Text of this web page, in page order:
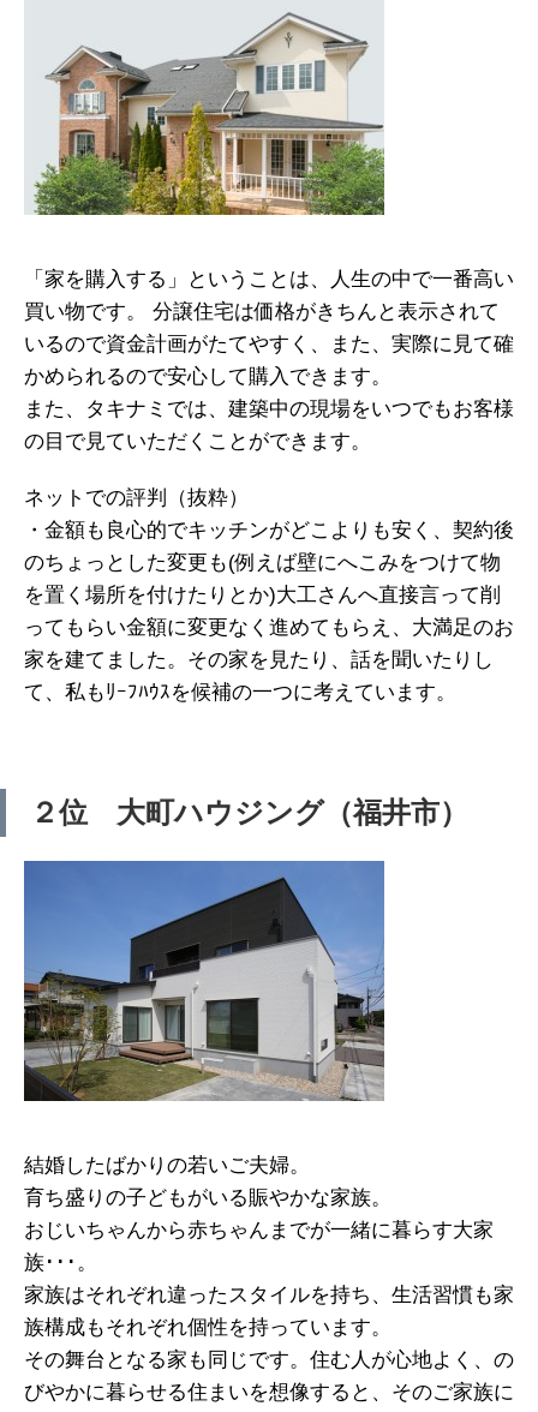
「家を購入する」ということは、人生の中で一番高い
買い物です。 分譲住宅は価格がきちんと表示されて
いるので資金計画がたてやすく、また、実際に見て確
かめられるので安心して購入できます。
また、タキナミでは、建築中の現場をいつでもお客様
の目で見ていただくことができます。
ネットでの評判（抜粋）
・金額も良心的でキッチンがどこよりも安く、契約後
のちょっとした変更も(例えば壁にへこみをつけて物
を置く場所を付けたりとか)大工さんへ直接言って削
ってもらい金額に変更なく進めてもらえ、大満足のお
家を建てました。その家を見たり、話を聞いたりし
て、私もﾘｰﾌﾊｳｽを候補の一つに考えています。
２位 大町ハウジング（福井市）
結婚したばかりの若いご夫婦。
育ち盛りの子どもがいる賑やかな家族。
おじいちゃんから赤ちゃんまでが一緒に暮らす大家
族･･･。
家族はそれぞれ違ったスタイルを持ち、生活習慣も家
族構成もそれぞれ個性を持っています。
その舞台となる家も同じです。住む人が心地よく、の
びやかに暮らせる住まいを想像すると、そのご家族に